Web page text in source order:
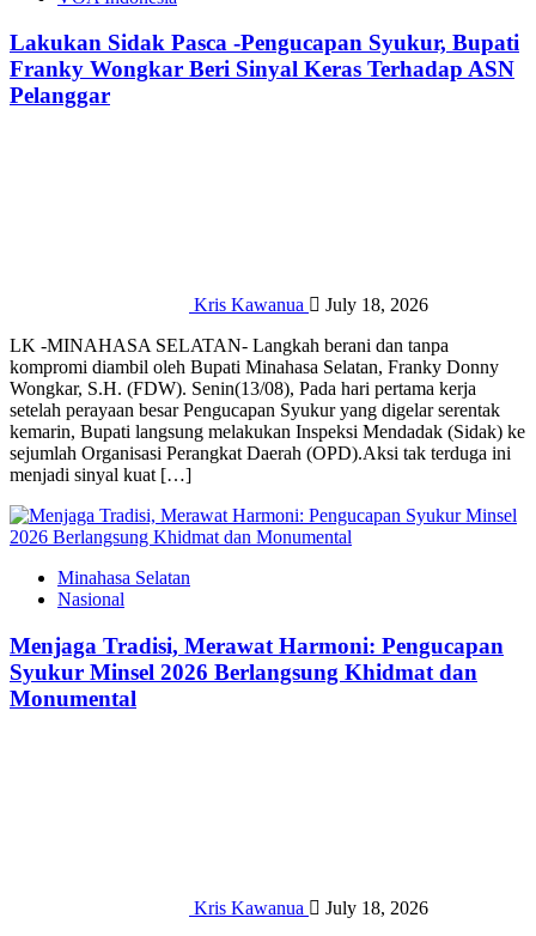
Lakukan Sidak Pasca -Pengucapan Syukur, Bupati
Franky Wongkar Beri Sinyal Keras Terhadap ASN
Pelanggar‎
Kris Kawanua
July 18, 2026
‎‎LK -​MINAHASA SELATAN- Langkah berani dan tanpa
kompromi diambil oleh Bupati Minahasa Selatan, Franky Donny
Wongkar, S.H. (FDW). Senin(13/08), Pada hari pertama kerja
setelah perayaan besar Pengucapan Syukur yang digelar serentak
kemarin, Bupati langsung melakukan Inspeksi Mendadak (Sidak) ke
sejumlah Organisasi Perangkat Daerah (OPD).‎‎​Aksi tak terduga ini
menjadi sinyal kuat […]
Minahasa Selatan
Nasional
Menjaga Tradisi, Merawat Harmoni: Pengucapan
Syukur Minsel 2026 Berlangsung Khidmat dan
Monumental
Kris Kawanua
July 18, 2026